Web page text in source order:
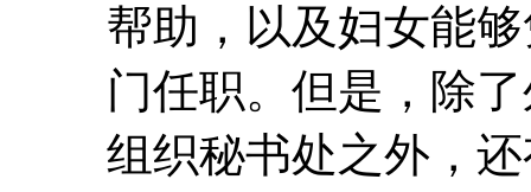
帮助，以及妇女能
门任职。但是，除
组织秘书处之外，